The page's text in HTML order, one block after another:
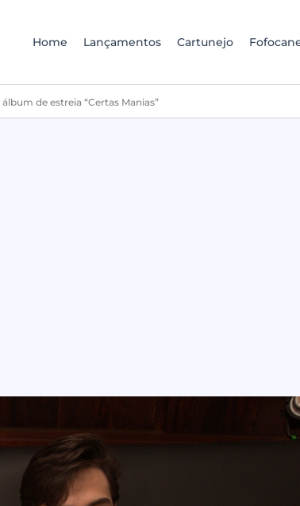
Home Lançamentos Cartunejo
de estreia “Certas Manias”